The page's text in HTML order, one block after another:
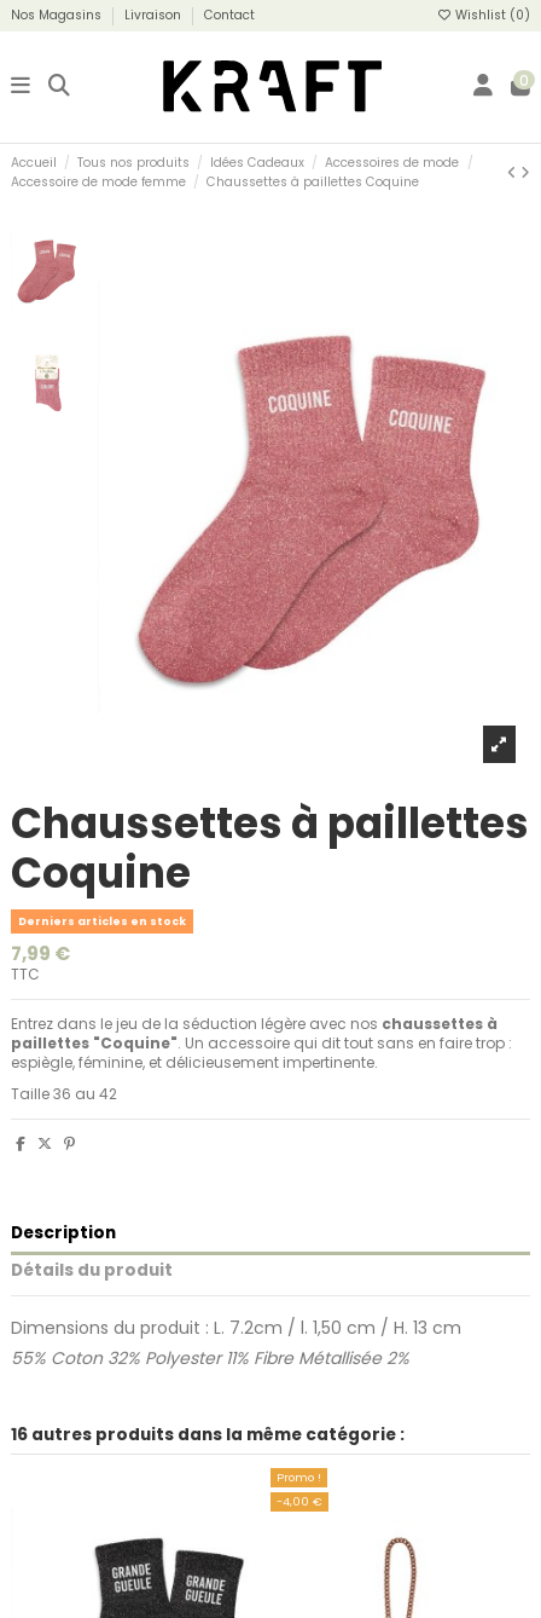
Nos Magasins Livraison Contact Wishlist (0)
0
Accueil Tous nos produits Idées Cadeaux
Accessoires de mode
Accessoire de mode femme
Chaussettes à paillettes Coquine
Chaussettes à paillettes
Coquine
Derniers articles en stock
7,99 €
TTC
Entrez dans le jeu de la séduction légère avec nos chaussettes à
paillettes "Coquine". Un accessoire qui dit tout sans en faire trop :
espiègle, féminine, et délicieusement impertinente.
Taille 36 au 42
Description
Détails du produit
Dimensions du produit : L. 7.2cm / l. 1,50 cm / H. 13 cm
55% Coton 32% Polyester 11% Fibre Métallisée 2%
16 autres produits dans la même catégorie :
Promo !
-4,00 €